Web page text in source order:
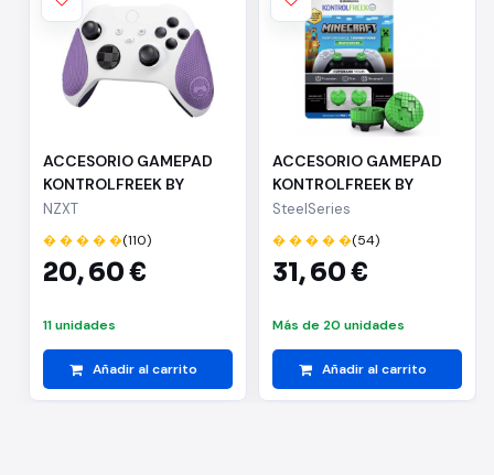
ACCESORIO GAMEPAD
KONTROLFREEK BY
STEELSERIES GRIPS XBX
PURPLE PUR-4777-XB1
NZXT
� � � � �(110)
20,60 €
11 unidades
Añadir al carrito
ACCESORIO GAMEPAD
KONTROLFREEK BY
STEELSERIES Minecraft
Creeper PS5 - Agarre
alto | 2 joysticks | PS5 |
Tema Creeper
SteelSeries
� � � � �(54)
31,60 €
Más de 20 unidades
Añadir al carrito